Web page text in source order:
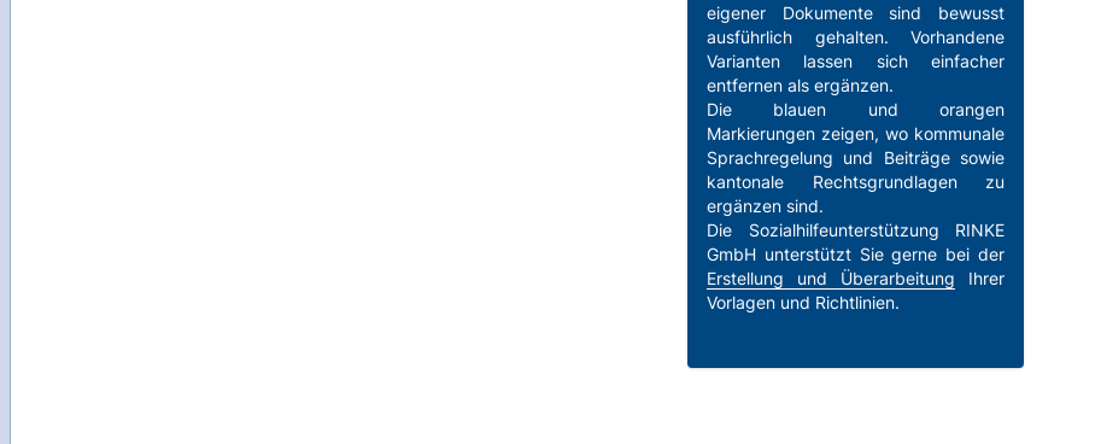
eigener Dokumente sind bewusst
ausführlich gehalten. Vorhandene
Varianten lassen sich einfacher
entfernen als ergänzen.
Die blauen und orangen
Markierungen zeigen, wo kommunale
Sprachregelung und Beiträge sowie
kantonale Rechtsgrundlagen zu
ergänzen sind.
Die Sozialhilfeunterstützung RINKE
GmbH unterstützt Sie gerne bei der
Erstellung und Überarbeitung Ihrer
Vorlagen und Richtlinien.